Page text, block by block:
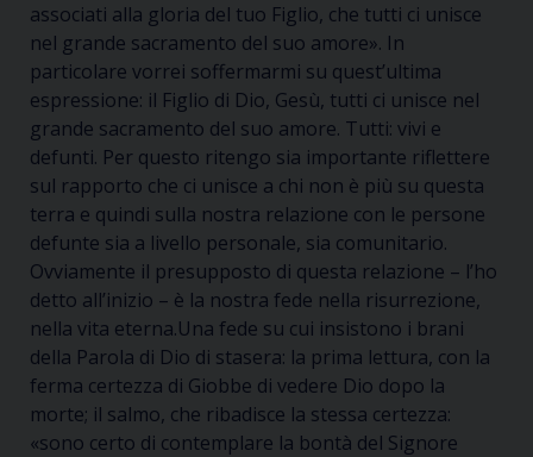
associati alla gloria del tuo Figlio, che tutti ci unisce
nel grande sacramento del suo amore». In
particolare vorrei soffermarmi su quest’ultima
espressione: il Figlio di Dio, Gesù, tutti ci unisce nel
grande sacramento del suo amore. Tutti: vivi e
defunti. Per questo ritengo sia importante riflettere
sul rapporto che ci unisce a chi non è più su questa
terra e quindi sulla nostra relazione con le persone
defunte sia a livello personale, sia comunitario.
Ovviamente il presupposto di questa relazione – l’ho
detto all’inizio – è la nostra fede nella risurrezione,
nella vita eterna.Una fede su cui insistono i brani
della Parola di Dio di stasera: la prima lettura, con la
ferma certezza di Giobbe di vedere Dio dopo la
morte; il salmo, che ribadisce la stessa certezza:
«sono certo di contemplare la bontà del Signore